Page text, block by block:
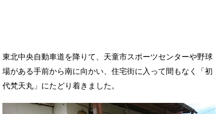
東北中央自動車道を降りて、天童市スポーツセンターや野球
場がある手前から南に向かい、住宅街に入って間もなく「初
代梵天丸」にたどり着きました。